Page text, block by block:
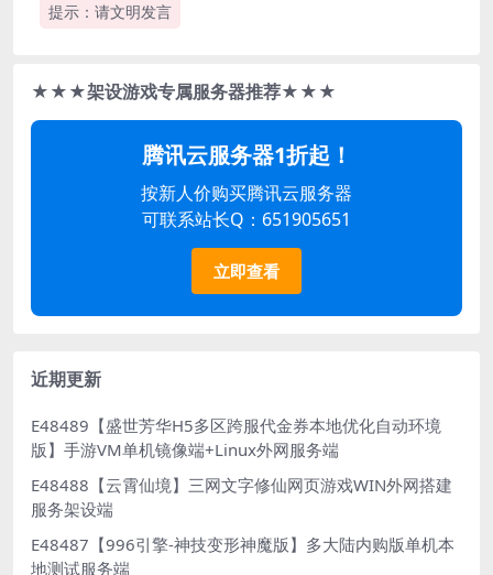
提示：请文明发言
★★★架设游戏专属服务器推荐★★★
腾讯云服务器1折起！
按新人价购买腾讯云服务器
可联系站长Q：651905651
立即查看
近期更新
E48489【盛世芳华H5多区跨服代金券本地优化自动环境
版】手游VM单机镜像端+Linux外网服务端
E48488【云霄仙境】三网文字修仙网页游戏WIN外网搭建
服务架设端
E48487【996引擎-神技变形神魔版】多大陆内购版单机本
地测试服务端